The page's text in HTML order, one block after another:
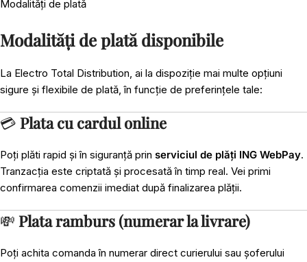
Modalități de plată
Modalități de plată disponibile
La Electro Total Distribution, ai la dispoziție mai multe opțiuni
sigure și flexibile de plată, în funcție de preferințele tale:
💳 Plata cu cardul online
Poți plăti rapid și în siguranță prin serviciul de plăți ING WebPay.
Tranzacția este criptată și procesată în timp real. Vei primi
confirmarea comenzii imediat după finalizarea plății.
💸 Plata ramburs (numerar la livrare)
Poți achita comanda în numerar direct curierului sau șoferului